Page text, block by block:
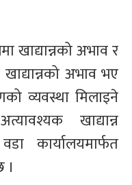
खाद्यान्नको अभाव र
अभाव भए
व्यवस्था मिलाइने
खाद्यान्न
कार्यालयमार्फत
।